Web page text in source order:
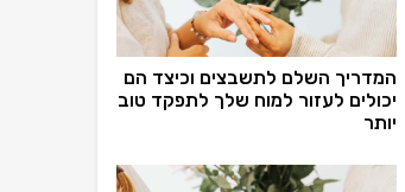
המדריך השלם לתשבצים וכיצד הם
יכולים לעזור למוח שלך לתפקד טוב
יותר